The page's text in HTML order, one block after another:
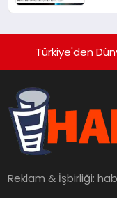
Türkiye'den
Reklam & İşbirliği: